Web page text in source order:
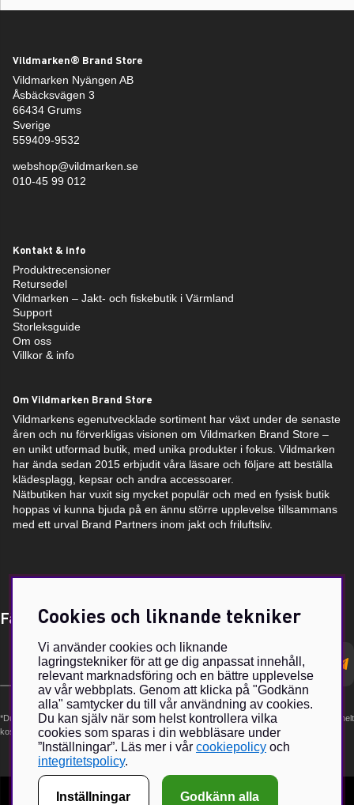
Vildmarken® Brand Store
Vildmarken Nyängen AB
Åsbäcksvägen 3
66434 Grums
Sverige
559409-9532
webshop@vildmarken.se
010-45 99 012
Kontakt & info
Produktrecensioner
Retursedel
Vildmarken – Jakt- och fiskebutik i Värmland
Support
Storleksguide
Om oss
Villkor & info
Om Vildmarken Brand Store
Vildmarkens egenutvecklade sortiment har växt under de senaste
åren och nu förverkligas visionen om Vildmarken Brand Store –
en unikt utformad butik, med unika produkter i fokus. Vildmarken
har ända sedan 2015 erbjudit våra läsare och följare att beställa
klädesplagg, kepsar och andra accessoarer.
Nätbutiken har vuxit sig mycket populär och med en fysisk butik
hoppas vi kunna bjuda på en ännu större upplevelse tillsammans
med ett urval Brand Partners inom jakt och friluftsliv.
Få Magasin Vildmarken direkt till din e-post!*
postadress
*Du kan även få erbjudanden och nyheter från samarbetspartners. Din prenumeration är helt
kostnadsfri och kan avslutas när som helst.
Cookies och liknande tekniker
Vi använder cookies och liknande
lagringstekniker för att ge dig anpassat innehåll,
relevant marknadsföring och en bättre upplevelse
av vår webbplats. Genom att klicka på "Godkänn
alla" samtycker du till vår användning av cookies.
Du kan själv när som helst kontrollera vilka
cookies som sparas i din webbläsare under
”Inställningar”. Läs mer i vår cookiepolicy och
integritetspolicy.
Inställningar Godkänn alla